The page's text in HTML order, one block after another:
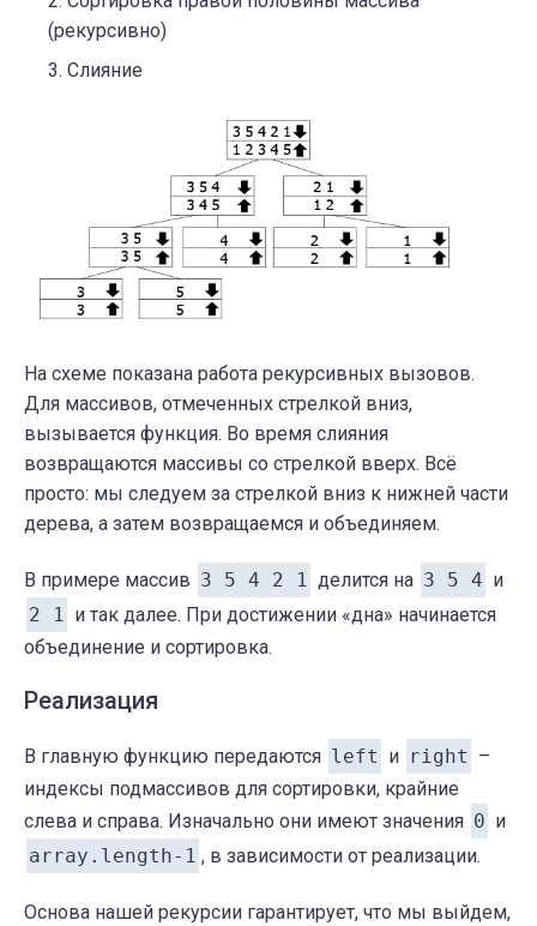
(рекурсивно)
Слияние
На схеме показана работа рекурсивных вызовов.
Для массивов, отмеченных стрелкой вниз,
вызывается функция. Во время слияния
возвращаются массивы со стрелкой вверх. Всё
просто: мы следуем за стрелкой вниз к нижней части
дерева, а затем возвращаемся и объединяем.
В примере массив 3 5 4 2 1 делится на 3 5 4 и
2 1 и так далее. При достижении «дна» начинается
объединение и сортировка.
Реализация
В главную функцию передаются left и right –
индексы подмассивов для сортировки, крайние
слева и справа. Изначально они имеют значения 0 и
array.length-1 , в зависимости от реализации.
Основа нашей рекурсии гарантирует, что мы выйдем,